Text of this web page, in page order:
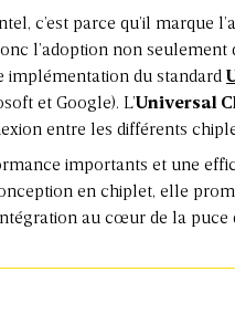
c’est parce qu’il marque
l’adoption non seulement
implémentation du standard
et Google). L’Universal
entre les différents
importants et une
en chiplet, elle
au cœur de la puce